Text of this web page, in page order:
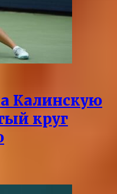
Калинскую
круг